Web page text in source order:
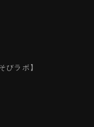
びラボ】